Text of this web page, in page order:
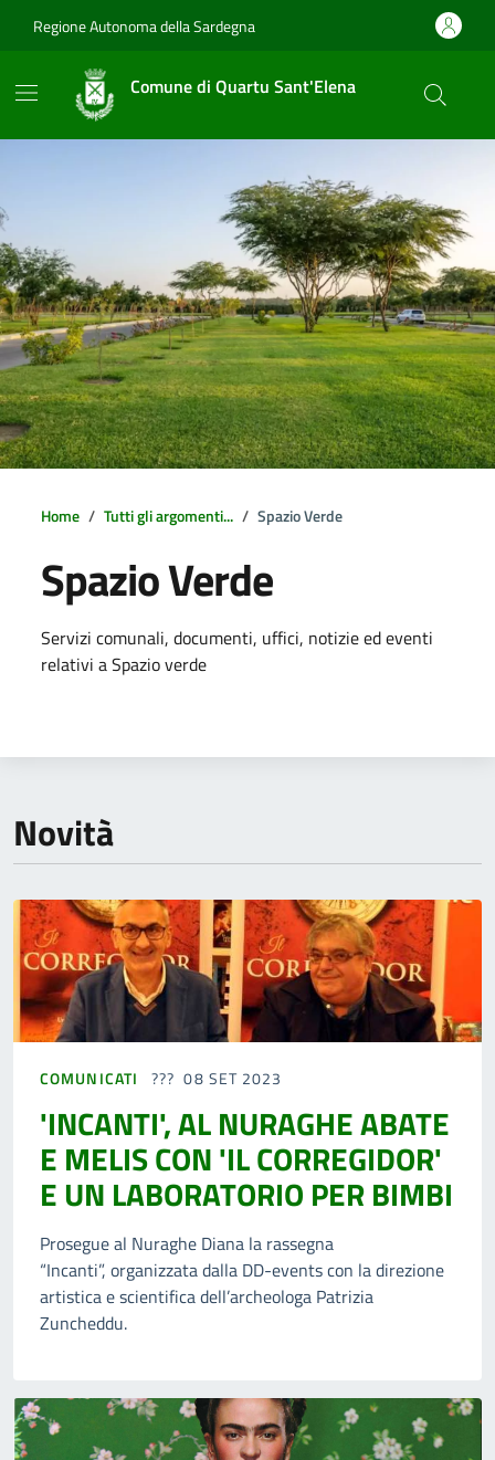
Regione Autonoma della Sardegna
Comune di Quartu Sant'Elena
Home Tutti gli argomenti... Spazio Verde
Spazio Verde
Dettagli della notizia
Servizi comunali, documenti, uffici, notizie ed eventi
relativi a Spazio verde
Novità
COMUNICATI 08 SET 2023
'INCANTI', AL NURAGHE ABATE
E MELIS CON 'IL CORREGIDOR'
E UN LABORATORIO PER BIMBI
Prosegue al Nuraghe Diana la rassegna
“Incanti”, organizzata dalla DD-events con la direzione
artistica e scientifica dell’archeologa Patrizia
Zuncheddu.